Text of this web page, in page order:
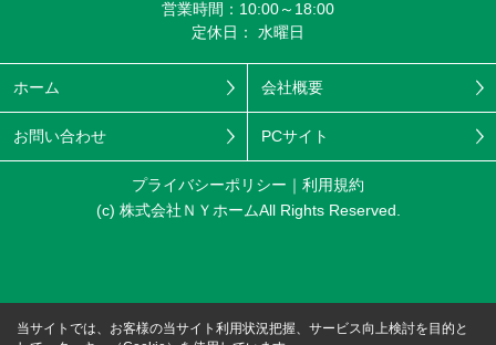
営業時間：10:00～18:00
定休日： 水曜日
ホーム 会社概要
お問い合わせ PCサイト
プライバシーポリシー
利用規約
(c) 株式会社ＮＹホームAll Rights Reserved.
当サイトでは、お客様の当サイト利用状況把握、サービス向上検討を目的と